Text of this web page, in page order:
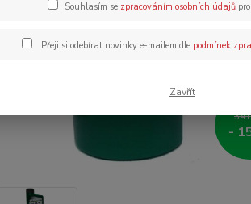
-
Souhlasím se zpracováním osobních údajů
Přeji si odebírat novinky e-mailem dle podmínek
Zavřít